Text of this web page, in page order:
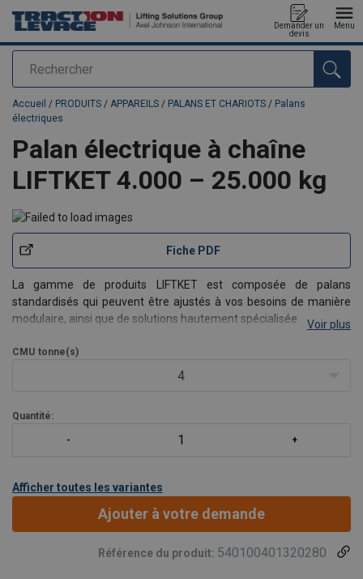
Rechercher
Demander un
devis
Menu
Ajouté au panier
Accueil / PRODUITS / APPAREILS / PALANS ET CHARIOTS / Palans
électriques
Palan électrique à chaîne
LIFTKET 4.000 – 25.000 kg
Fiche PDF
La gamme de produits LIFTKET est composée de palans
standardisés qui peuvent être ajustés à vos besoins de manière
modulaire, ainsi que de solutions hautement spécialisées.
sont tout aussi réalisables que des tensions déviantes et des
Voir plus
CMU tonne(s)
4
Quantité:
Afficher toutes les variantes
Ajouter à votre demande
Référence du produit: 540100401320280